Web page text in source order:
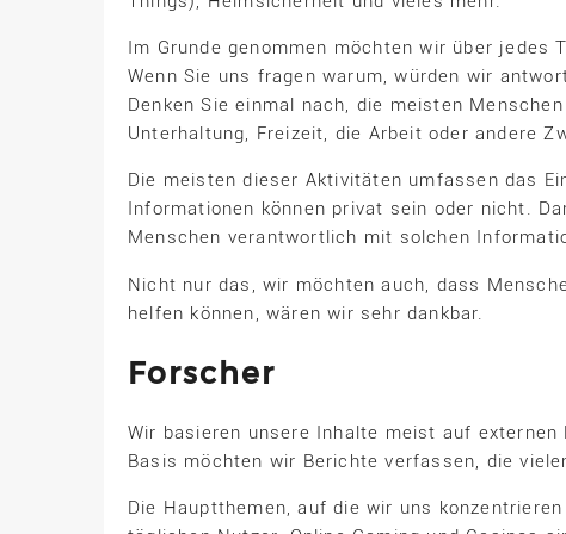
Im Grunde genommen möchten wir über
Wenn Sie uns fragen warum, würden wir
Denken Sie einmal nach, die meisten
Unterhaltung, Freizeit, die Arbeit oder andere
Die meisten dieser Aktivitäten umfassen das
Informationen können privat sein oder nicht.
Menschen verantwortlich mit solchen
Nicht nur das, wir möchten auch, dass
helfen können, wären wir sehr dankbar.
Forscher
Wir basieren unsere Inhalte meist auf
Basis möchten wir Berichte verfassen, die
Die Hauptthemen, auf die wir uns